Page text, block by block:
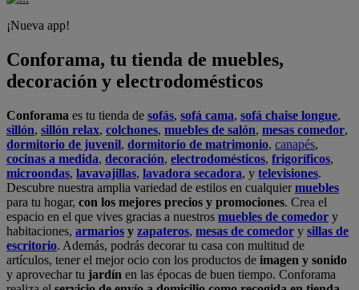
¡Nueva app!
Conforama, tu tienda de muebles,
decoración y electrodomésticos
Conforama es tu tienda de sofás, sofá cama, sofá chaise longue,
sillón, sillón relax, colchones, muebles de salón, mesas comedor,
dormitorio de juvenil, dormitorio de matrimonio, canapés,
cocinas a medida, decoración, electrodomésticos, frigoríficos,
microondas, lavavajillas, lavadora secadora, y televisiones.
Descubre nuestra amplia variedad de estilos en cualquiermuebles
para tu hogar, con los mejores precios y promociones. Crea el
espacio en el que vives gracias a nuestros muebles de comedor y
habitaciones, armarios y zapateros, mesas de comedor y sillas de
escritorio. Además, podrás decorar tu casa con multitud de
artículos, tener el mejor ocio con los productos de imagen y sonido
y aprovechar tu jardín en las épocas de buen tiempo. Conforama